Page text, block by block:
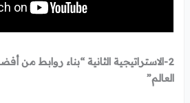
العالم”